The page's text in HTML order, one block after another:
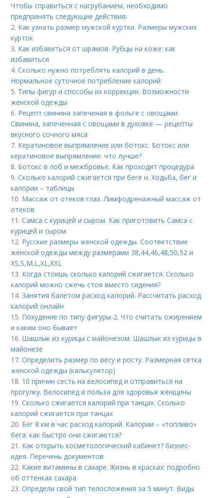
Чтобы справиться с нагрубанием, необходимо
предпринять следующие действия:
2. Как узнать размер мужской куртки. Размеры мужских
курток
3. Как избавиться от шрамов. Рубцы на коже: как
избавиться
4.Сколько нужно потреблять калорий в день.
Нормальное суточное потребление калорий
5. Типы фигур и способы их коррекции. Возможности
женской одежды
6. Рецепт свинина запеченая в фольге с овощами.
Свинина, запеченная с овощами в духовке — рецепты
вкусного сочного мяса
7. Кератиновое выпрямление или ботокс. Ботокс или
кератиновое выпрямление: что лучше?
8. Ботокс в лоб и межбровье. Как проходит процедура
9.Сколько калорий сжигается при беге н. Ходьба, бег и
калории – таблицы
10. Массаж от отеков глаз. Лимфодренажный массаж от
отеков
11.Самса с курицей и сыром. Как приготовить Самса с
курицей и сыром
12. Русские размеры женской одежды. Соответствие
женской одежды между размерами 38,44,46,48,50,52 и
ХS,S,M,L,XL,XXL
13. Когда стоишь сколько калорий сжигается. Сколько
калорий можно сжечь стоя вместо сидения?
14.Занятия балетом расход калорий. Рассчитать расход
калорий онлайн
15. Похудение по типу фигуры-2. Что считать ожирением
и каким оно бывает
16. Шашлык из курицы с майонезом. Шашлык из курицы в
майонезе
17.Определить размер по весу и росту. Размерная сетка
женской одежды (калькулятор)
18. 10 причин сесть на велосипед и отправиться на
прогулку. Велосипед и польза для здоровья женщины
19.Сколько сжигается калорий при танцах. Сколько
калорий сжигается при танцах
20. Бег 8 км в час расход калорий. Калории – «топливо»
бега: как быстро они сжигаются?
21. Как открыть косметологический кабинет? бизнес-
идея. Перечень документов
22. Какие витамины в сахаре. Жизнь в красках: подробно
об оттенках сахара
23.Определи свой тип телосложения за 5 минут. Виды